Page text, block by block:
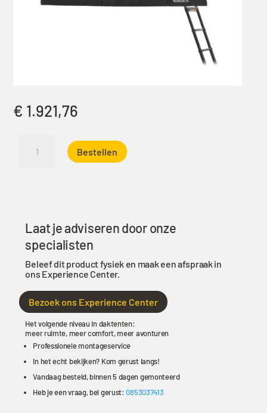
€ 1.921,76
Baobab
aantal
Bestellen
Laat je adviseren door onze
specialisten
Beleef dit product fysiek en maak een afspraak in
ons Experience Center.
Bezoek ons Experience Center
Het volgende niveau in daktenten:
meer ruimte, meer comfort, meer avonturen
Professionele montageservice
In het echt bekijken? Kom gerust langs!
Vandaag besteld, binnen 5 dagen gemonteerd
Heb je een vraag, bel gerust:0853037413